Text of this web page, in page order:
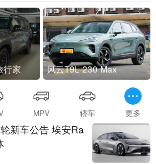
行家 风云T9L 230 Max
MPV 轿车 更多
新车公告 埃安Ra